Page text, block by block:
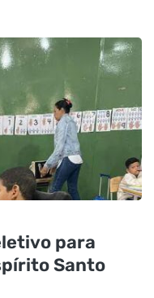
para
Santo